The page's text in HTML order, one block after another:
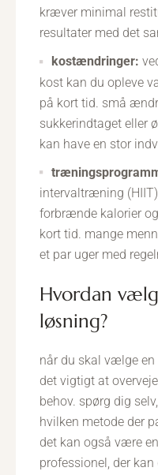
kræver minimal
resultater med det
kostændringer:
kost kan du opleve
på kort tid. små
sukkerindtaget eller
kan have en stor
intervaltræning
forbrænde kalorier
kort tid. mange
et par uger med
hvordan vælger du den rigtige
løsning?
når du skal vælge
det vigtigt at
behov. spørg dig
hvilken metode der
det kan også være
professionel, der